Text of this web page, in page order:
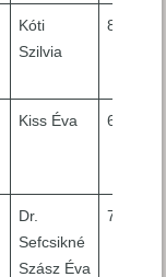
Kóti
Szilvia
8
Kiss Éva 6
Dr.
Sefcsikné
Szász Éva
7